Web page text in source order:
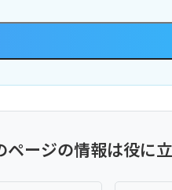
ページの情報は役に